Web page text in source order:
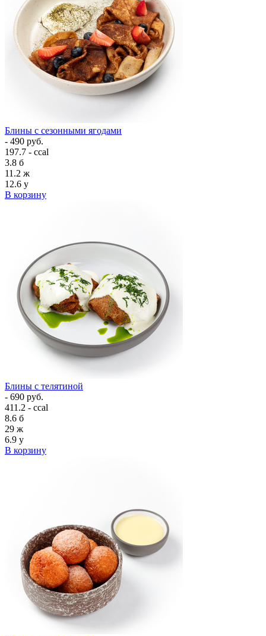
Блины с сезонными ягодами
- 490 руб.
197.7 - ccal
3.8 б
11.2 ж
12.6 у
В корзину
Блины с телятиной
- 690 руб.
411.2 - ccal
8.6 б
29 ж
6.9 у
В корзину